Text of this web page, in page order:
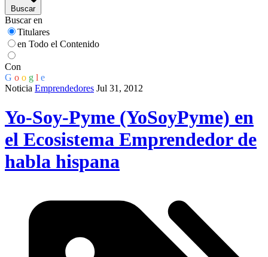
Buscar
Buscar en
Titulares
en Todo el Contenido
Con
G o o g l e
Noticia Emprendedores Jul 31, 2012
Yo-Soy-Pyme (YoSoyPyme) en
el Ecosistema Emprendedor de
habla hispana